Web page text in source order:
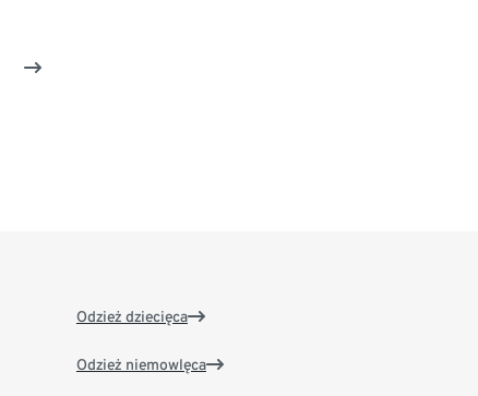
Odzież dziecięca
Odzież niemowlęca